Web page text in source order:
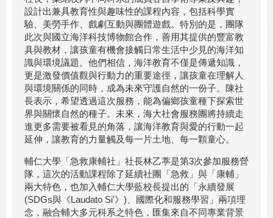
設計出兼具教育性與趣味性的課程內容，包括科學實
驗、美勞手作、戲劇互動與團體遊戲。特別的是，團隊
此次與國立海洋科技博物館合作，善用其提供的豐富教
具與教材，讓孩童有機會接觸日常生活中少見的海洋知
識與環境議題。他們相信，海洋教育不僅是傳遞知識，
更是激發價值觀與行動力的重要途徑，讓孩童在理解人
與環境關係的同時，成為未來守護自然的一份子。陳社
長表示，希望透過這次服務，能為偏鄉孩童種下探索世
界與關懷自然的種子。未來，海大社會服務團將持續走
進更多需要被看見的角落，讓海洋教育與愛的行動一起
延伸，讓教育的力量觸及每一片土地、每一顆童心。
輔仁大學「急救康輔社」社長林乙葶是第3次參加服務營
隊，這次的活動課程除了延續社團「急救」與「康輔」
兩大特色，也加入輔仁大學藍校長提出的「永續發展
(SDGs與《Laudato Si'》)、國際化和服務學習」兩項理
念，融合輔大多元科系之特色，匯集來自不同專業背景